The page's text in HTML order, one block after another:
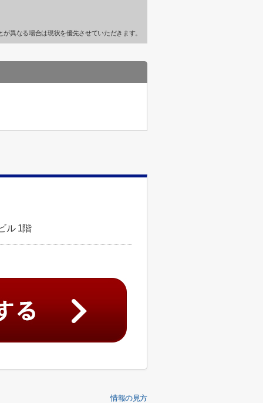
異なる場合は現状を優先させていただきます。
ル 1階
情報の見方